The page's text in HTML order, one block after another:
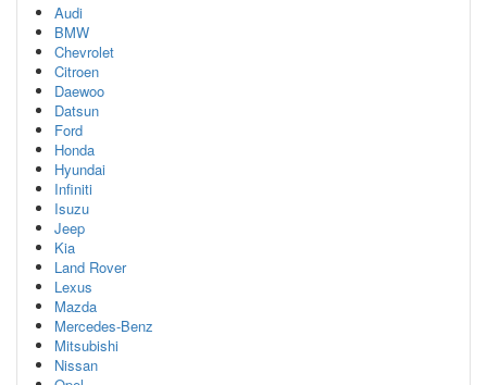
Audi
BMW
Chevrolet
Citroen
Daewoo
Datsun
Ford
Honda
Hyundai
Infiniti
Isuzu
Jeep
Kia
Land Rover
Lexus
Mazda
Mercedes-Benz
Mitsubishi
Nissan